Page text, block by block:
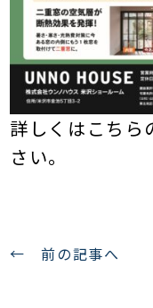
詳しくはこちら
さい。
←前の記事へ